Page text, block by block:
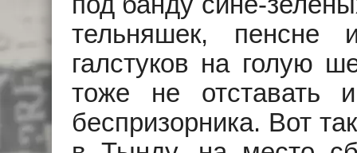
тельняшек, пенсне
галстуков на голую
тоже не отставать
беспризорника. Вот